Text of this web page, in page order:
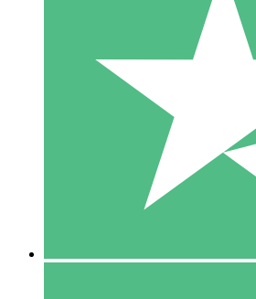
Pacotes de Créditos
Pague conforme o uso com créditos
1000